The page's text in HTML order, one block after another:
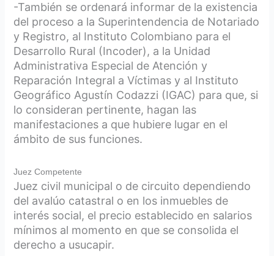
-También se ordenará informar de la existencia
del proceso a la Superintendencia de Notariado
y Registro, al Instituto Colombiano para el
Desarrollo Rural (Incoder), a la Unidad
Administrativa Especial de Atención y
Reparación Integral a Víctimas y al Instituto
Geográfico Agustín Codazzi (IGAC) para que, si
lo consideran pertinente, hagan las
manifestaciones a que hubiere lugar en el
ámbito de sus funciones.
Juez Competente
Juez civil municipal o de circuito dependiendo
del avalúo catastral o en los inmuebles de
interés social, el precio establecido en salarios
mínimos al momento en que se consolida el
derecho a usucapir.